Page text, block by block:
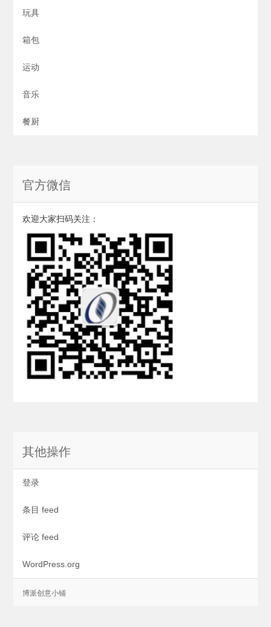
玩具
箱包
运动
音乐
餐厨
官方微信
欢迎大家扫码关注：
其他操作
登录
条目 feed
评论 feed
WordPress.org